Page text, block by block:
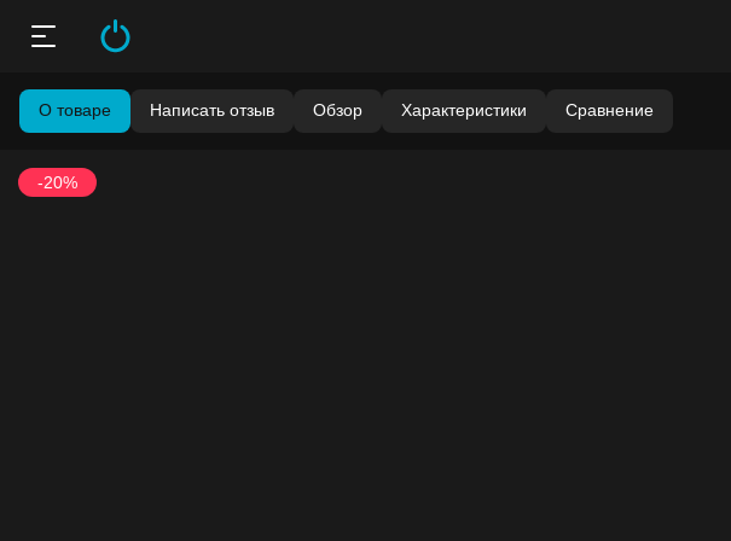
О товаре Написать отзыв Обзор Характеристики Сравнение
-20%